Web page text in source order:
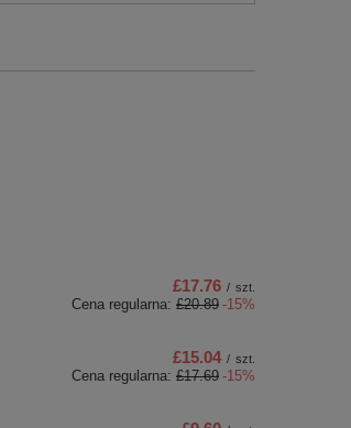
£17.76 / szt.
Cena regularna: £20.89 -15%
£15.04 / szt.
Cena regularna: £17.69 -15%